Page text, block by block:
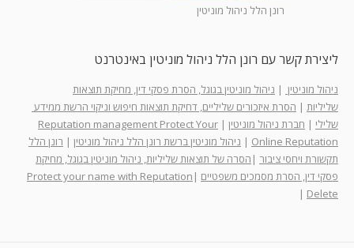
רונן הלל ניהול מוניטין
ליצירת קשר עם רונן הלל ניהול מוניטין באינטרנט
ניהול מוניטין | ניהול מוניטין בגוגל, הסרת פסקי דין, מחיקת תוצאות
שליליות | הסרת איזכורים שליליים, דחיקת תוצאות חיפוש וניקוי הרשת ממידע
שלילי | חברת ניהול מוניטין |
Reputation management Protect Your
Online Reputation
| ניהול מוניטין ברשת רונן הלל ניהול מוניטין | רונן הלל
תקשורת ויחסי ציבור | הסרה של תוצאות שליליות, ניהול מוניטין בגוגל, מחיקת
פסקי דין, הסרת מסמכים משפטיים |
Protect your name with Reputation
Delete
|